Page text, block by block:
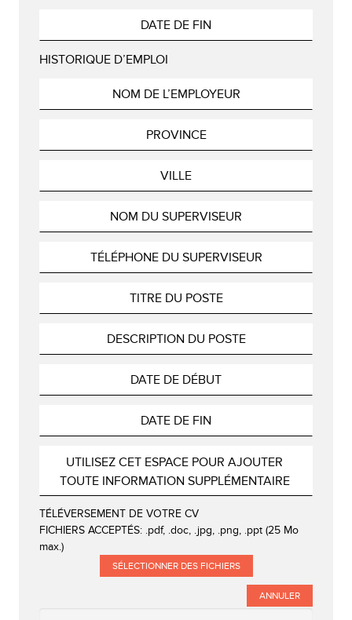
HISTORIQUE D’EMPLOI
SÉLECTIONNER DES FICHIERS
ANNULER
TÉLÉVERSEMENT DE VOTRE CV
FICHIERS ACCEPTÉS: .pdf, .doc, .jpg, .png, .ppt (25 Mo
max.)